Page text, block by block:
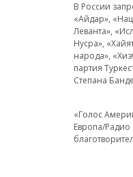
В России
«Айдар»,
Леванта»,
Нусра»,
народа»,
партия
Степана
«Голос
Европа/